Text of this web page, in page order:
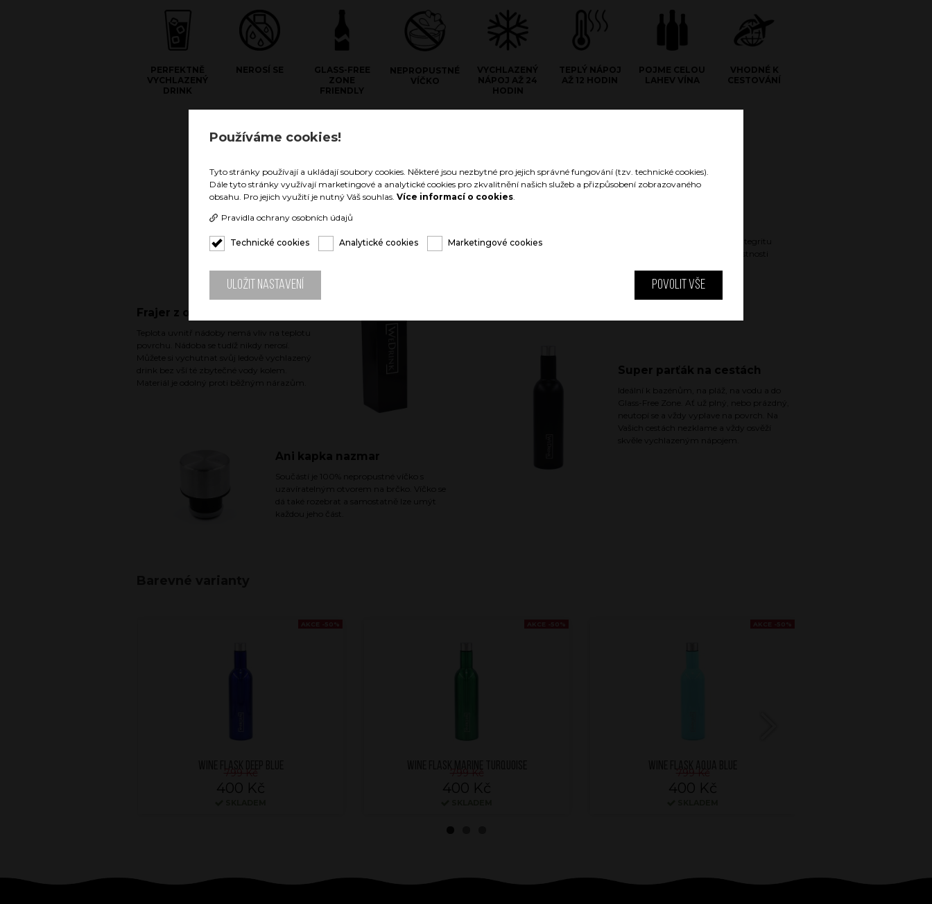
Používáme cookies!
Tyto stránky používají a ukládají soubory cookies. Některé jsou nezbytné pro jejich správné fungování (tzv. technické cookies).
Dále tyto stránky využívají marketingové a analytické cookies pro zkvalitnění našich služeb a přizpůsobení zobrazovaného
obsahu. Pro jejich využití je nutný Váš souhlas. Více informací o cookies
Pravidla ochrany osobních údajů
Technické cookies Analytické cookies Marketingové cookies
Uložit nastavení Povolit vše
PERFEKTNĚ
VYCHLAZENÝ
DRINK
NEROSÍ SE
GLASS-FREE
ZONE
FRIENDLY
NEPROPUSTNÉ
VÍČKO
VYCHLAZENÝ
NÁPOJ AŽ 24
HODIN
TEPLÝ NÁPOJ
AŽ 12 HODIN
POJME CELOU
LAHEV VÍNA
VHODNÉ K
CESTOVÁNÍ
Double Stainless Steel
nezerové oceli zůstanou Vaše nápoje
vychlazené až 24 hodin, nebo teplé až 12
hodin. Narozdíl od vnitřku nádoby zůstává
by Vám ruka v níž nápoj držíte „umrzla,
nebo uhořela“.
Frajer z obou stran
Teplota uvnitř nádoby nemá vliv na teplotu
povrchu. Nádoba se tudíž nikdy nerosí.
Můžete si vychutnat svůj ledově vychlazený
drink bez vší té zbytečné vody kolem.
Materiál je odolný proti běžným nárazům.
Ani kapka nazmar
Součástí je 100% nepropustné víčko s
uzavíratelným otvorem na brčko. Víčko se
dá také rozebrat a samostatně lze umýt
každou jeho část.
Gravírované logo nenarušuje integritu
povrchu a nijak neovlivňuje vlastnosti
Super parťák na cestách
Ideální k bazénům, na pláž, na vodu a do
Glass-Free Zone. Ať už plný, nebo prázdný,
neutopí se a vždy vyplave na povrch. Na
Vašich cestách nezklame a vždy osvěží
skvěle vychlazeným nápojem.
400 Kč 400 Kč 400 Kč